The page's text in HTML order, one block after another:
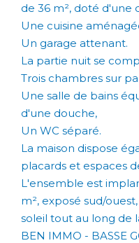
de 36 m², doté d'une
Une cuisine
Un garage attenant.
La partie nuit se
Trois chambres sur
Une salle de bains
d'une douche,
Un WC séparé.
La maison dispose
placards et espaces
L'ensemble est
m², exposé sud/
soleil tout au long de
BEN IMMO - BASSE